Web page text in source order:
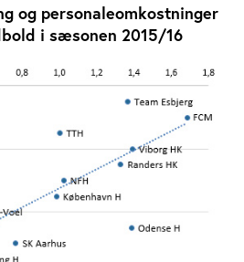
og personaleomkostninger
i sæsonen 2015/16